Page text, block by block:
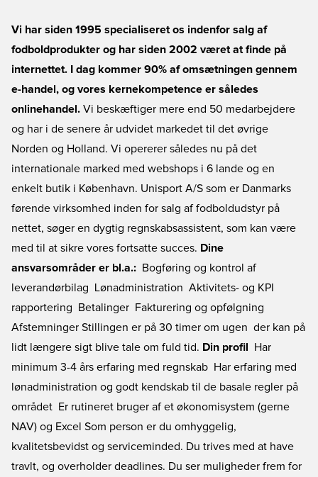
Vi har siden 1995 specialiseret os indenfor salg af
fodboldprodukter og har siden 2002 været at finde på
internettet. I dag kommer 90% af omsætningen gennem
e-handel, og vores kernekompetence er således
onlinehandel. Vi beskæftiger mere end 50 medarbejdere
og har i de senere år udvidet markedet til det øvrige
Norden og Holland. Vi opererer således nu på det
internationale marked med webshops i 6 lande og en
enkelt butik i København. Unisport A/S som er Danmarks
førende virksomhed inden for salg af fodboldudstyr på
nettet, søger en dygtig regnskabsassistent, som kan være
med til at sikre vores fortsatte succes. Dine
ansvarsområder er bl.a.:  Bogføring og kontrol af
leverandørbilag  Lønadministration  Aktivitets- og KPI
rapportering  Betalinger  Fakturering og opfølgning 
Afstemninger Stillingen er på 30 timer om ugen  der kan på
lidt længere sigt blive tale om fuld tid. Din profil
 Har
minimum 3-4 års erfaring med regnskab  Har erfaring med
lønadministration og godt kendskab til de basale regler på
området  Er rutineret bruger af et økonomisystem (gerne
NAV) og Excel Som person er du omhyggelig,
kvalitetsbevidst og serviceminded. Du trives med at have
travlt, og overholder deadlines. Du ser muligheder frem for